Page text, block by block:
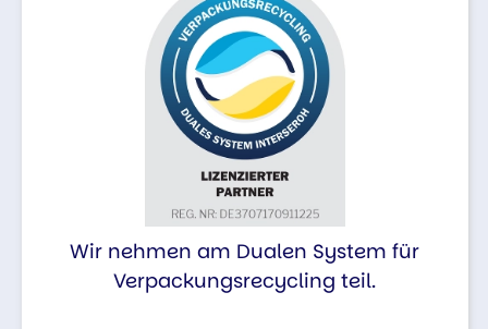
Wir nehmen am Dualen System für
Verpackungsrecycling teil.